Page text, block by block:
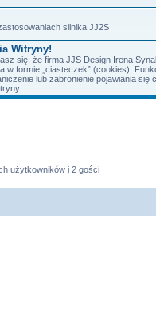
silnika JJ2S
Witryny!
się, że firma JJS Design Irena
w formie „ciasteczek” (cookies).
lub zabronienie pojawiania się
użytkowników i 2 gości